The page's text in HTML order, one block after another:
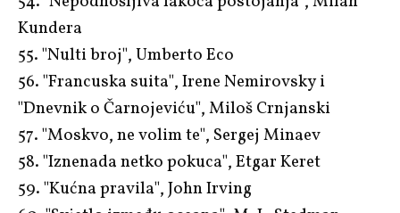
Kundera
55. "Nulti broj", Umberto Eco
56. "Francuska suita", Irene Nemirovsky i
"Dnevnik o Čarnojeviću", Miloš Crnjanski
57. "Moskvo, ne volim te", Sergej Minaev
58. "Iznenada netko pokuca", Etgar Keret
59. "Kućna pravila", John Irving